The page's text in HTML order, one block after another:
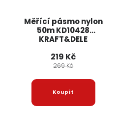
Měřící pásmo nylon
50m KD10428
KRAFT&DELE
219 Kč
269 Kč